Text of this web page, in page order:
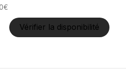
€
Vérifier la disponibilité